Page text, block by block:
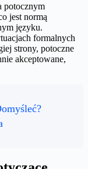
potocznym
jest normą
języku.
formalnych
strony, potoczne
akceptowane,